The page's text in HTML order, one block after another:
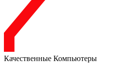
Качественные Компьютеры